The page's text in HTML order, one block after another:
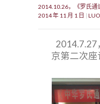
2014.10.26，《罗氏通
2014 年 11 月 1 日
2014.7.27
京第二次